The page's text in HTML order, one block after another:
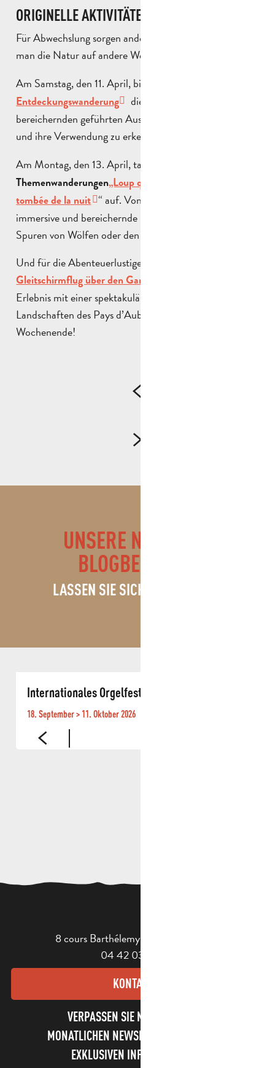
ORIGINELLE AKTIVITÄTEN IN DER NATUR
Für Abwechslung sorgen andere Erlebnisse, bei denen
man die Natur auf andere Weise entdecken kann.
Am Samstag, den 11. April, bietet die
Entdeckungswanderung
die Gelegenheit, auf einem
bereichernden geführten Ausflug zu lernen, lokale Arten
und ihre Verwendung zu erkennen.
Am Montag, den 13. April, tauchen
Themenwanderungen„Loup qui es-tu?
tombée de la nuit “ auf. Von Auriol aus werden Sie eine
immersive und bereichernde Erfahrung machen, auf den
Spuren von Wölfen oder den Geräuschen der Nacht…
Und für die Abenteuerlustigen unter Ihnen bietet der
Gleitschirmflug über den Garlaban
Erlebnis mit einer spektakulären Aussicht auf die
Landschaften des Pays d’Aubagne. Erleben Sie es jedes
Wochenende!
UNSERE NEUESTEN
BLOGBEITRÄGE
LASSEN SIE SICH INSPIRIEREN!
Internationales Orgelfestival von Roquevaire
18. September > 11. Oktober 2026
8 cours Barthélemy - 13400 Aubagne
04 42 03 49 98
KONTAKT
VERPASSEN SIE NICHT UNSEREN
MONATLICHEN NEWSLETTER UND UNSERE
EXKLUSIVEN INFORMATIONEN!